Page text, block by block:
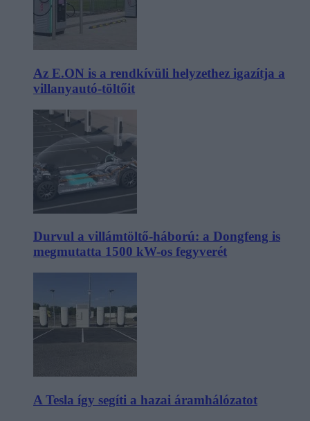
Az E.ON is a rendkívüli helyzethez igazítja a
villanyautó-töltőit
Durvul a villámtöltő-háború: a Dongfeng is
megmutatta 1500 kW-os fegyverét
A Tesla így segíti a hazai áramhálózatot